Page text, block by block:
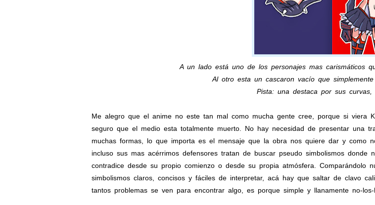
A un lado está uno de los personajes mas carismáticos
Al otro esta un cascaron vacío que
Pista: una destaca por sus curvas,
Me alegro que el anime no este tan mal como mucha gente cree, porque si viera
seguro que el medio esta totalmente muerto. No hay necesidad de presentar una
muchas formas, lo que importa es el mensaje que la obra nos quiere dar y
incluso sus mas acérrimos defensores tratan de buscar pseudo simbolismos
contradice desde su propio comienzo o desde su propia atmósfera. Comparándolo
simbolismos claros, concisos y fáciles de interpretar, acá hay que saltar de clavo
tantos problemas se ven para encontrar algo, es porque simple y llanamente no-los-